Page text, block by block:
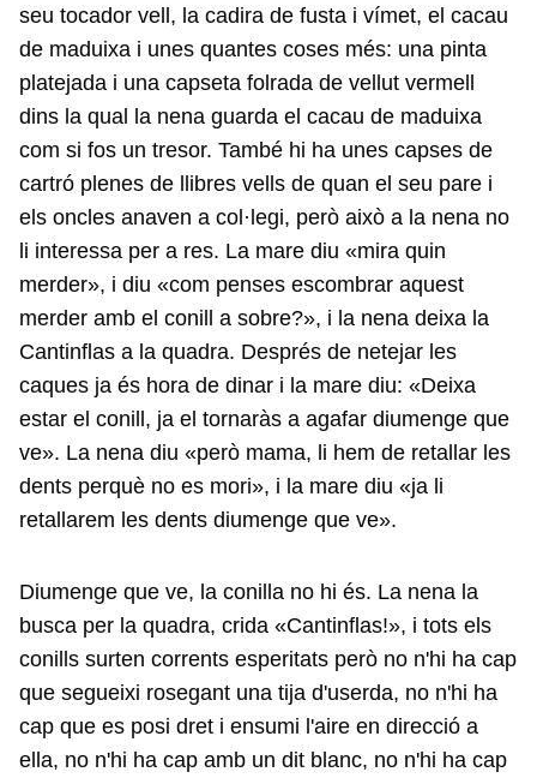
seu tocador vell, la cadira de fusta i vímet, el cacau
de maduixa i unes quantes coses més: una pinta
platejada i una capseta folrada de vellut vermell
dins la qual la nena guarda el cacau de maduixa
com si fos un tresor. També hi ha unes capses de
cartró plenes de llibres vells de quan el seu pare i
els oncles anaven a col·legi, però això a la nena no
li interessa per a res. La mare diu «mira quin
merder», i diu «com penses escombrar aquest
merder amb el conill a sobre?», i la nena deixa la
Cantinflas a la quadra. Després de netejar les
caques ja és hora de dinar i la mare diu: «Deixa
estar el conill, ja el tornaràs a agafar diumenge que
ve». La nena diu «però mama, li hem de retallar les
dents perquè no es mori», i la mare diu «ja li
retallarem les dents diumenge que ve».
Diumenge que ve, la conilla no hi és. La nena la
busca per la quadra, crida «Cantinflas!», i tots els
conills surten corrents esperitats però no n'hi ha cap
que segueixi rosegant una tija d'userda, no n'hi ha
cap que es posi dret i ensumi l'aire en direcció a
ella, no n'hi ha cap amb un dit blanc, no n'hi ha cap